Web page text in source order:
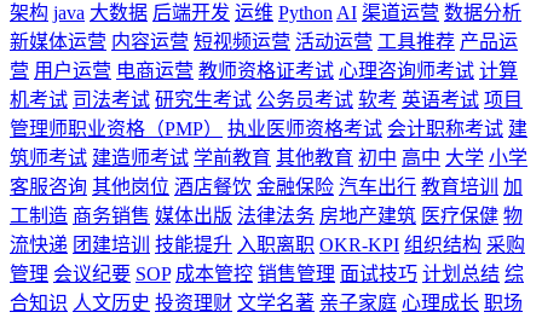
架构 java 大数据 后端开发 运维 Python AI 渠道运营 数据分析
新媒体运营 内容运营 短视频运营 活动运营 工具推荐 产品运
营 用户运营 电商运营 教师资格证考试 心理咨询师考试 计算
机考试 司法考试 研究生考试 公务员考试 软考 英语考试 项目
管理师职业资格（PMP）
执业医师资格考试 会计职称考试 建
筑师考试 建造师考试 学前教育 其他教育 初中 高中 大学 小学
客服咨询 其他岗位 酒店餐饮 金融保险 汽车出行 教育培训
加
工制造 商务销售 媒体出版 法律法务 房地产建筑 医疗保健 物
流快递 团建培训 技能提升 入职离职 OKR-KPI 组织结构 采购
管理 会议纪要 SOP 成本管控 销售管理 面试技巧 计划总结 综
合知识 人文历史 投资理财 文学名著 亲子家庭 心理成长 职场